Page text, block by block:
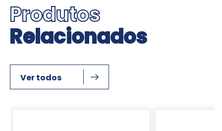
Produtos
Relacionados
Ver todos